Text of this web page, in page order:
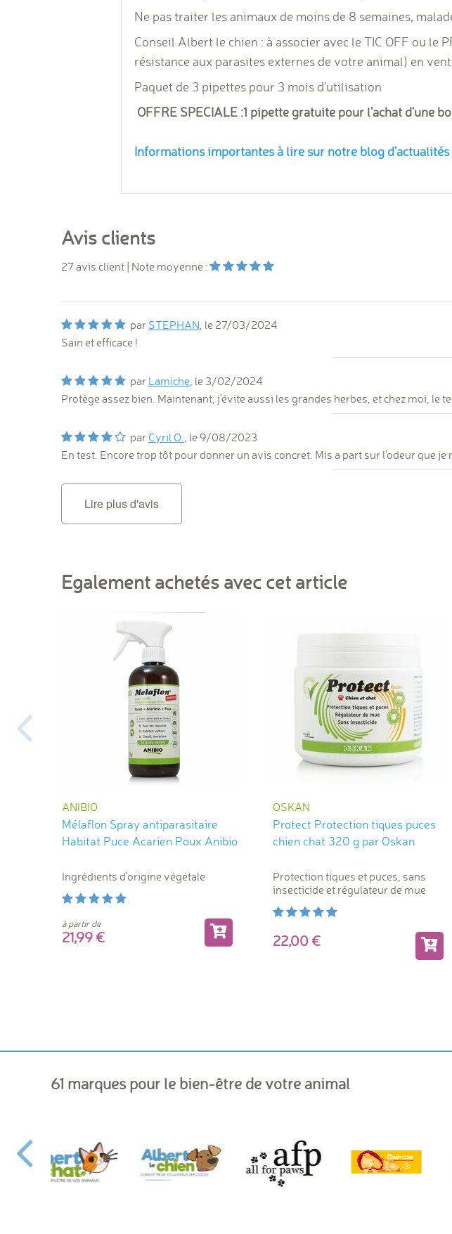
Ne pas traiter les animaux de moins de 8 semaines,
Conseil Albert le chien : à associer avec le TIC OFF ou le
résistance aux parasites externes de votre animal) en
Paquet de 3 pipettes pour 3 mois d'utilisation
OFFRE SPECIALE :1 pipette gratuite pour l'achat d'une
Informations importantes à lire sur notre blog
Avis clients
27avis client | Note moyenne :
par STEPHAN, le 27/03/2024
Sain et efficace !
par Lamiche, le 3/02/2024
Protège assez bien. Maintenant, j'évite aussi les grandes herbes, et chez moi,
par Cyril O., le 9/08/2023
En test. Encore trop tôt pour donner un avis concret. Mis a part sur l'odeur que
Lire plus d'avis
Egalement achetés avec cet article
ANIBIO
Mélaflon Spray antiparasitaire
Habitat Puce Acarien Poux Anibio
Ingrédients d'origine végétale
à partir de
21,99
OSKAN
Protect Protection tiques puces
chien chat 320 g par Oskan
Protection tiques et puces, sans
insecticide et régulateur de mue
22,00
61 marques pour le bien-être de votre animal